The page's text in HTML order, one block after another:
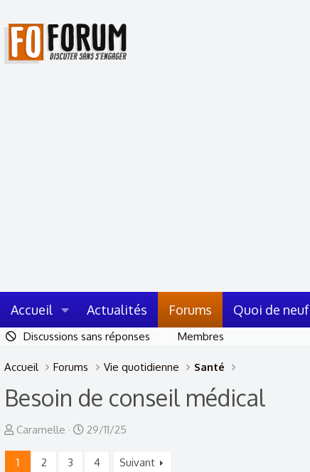
Accueil Actualités Forums Quoi de neuf
Discussions sans réponses Membres
Accueil Forums Vie quotidienne Santé
Besoin de conseil médical
A
t
Caramelle
D
29/11/25
1 2 3 4 Suivant